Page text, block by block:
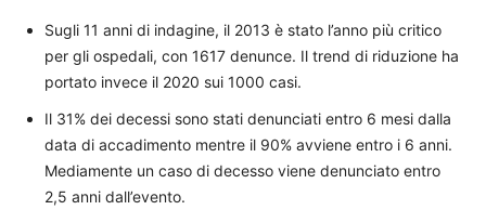
Sugli 11 anni di indagine, il 2013 è stato l’anno più critico
per gli ospedali, con 1617 denunce. Il trend di riduzione ha
portato invece il 2020 sui 1000 casi.
Il 31% dei decessi sono stati denunciati entro 6 mesi dalla
data di accadimento mentre il 90% avviene entro i 6 anni.
Mediamente un caso di decesso viene denunciato entro
2,5 anni dall’evento.